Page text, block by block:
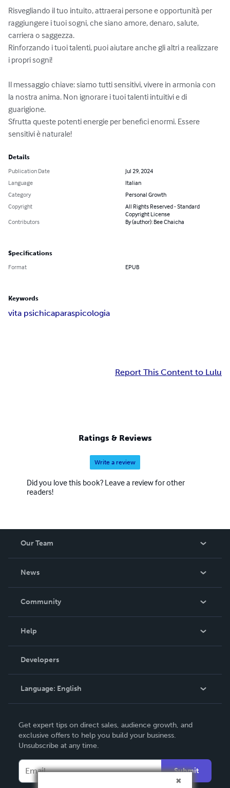
Risvegliando il tuo intuito, attraerai persone e opportunità per
raggiungere i tuoi sogni, che siano amore, denaro, salute,
carriera o saggezza.
Rinforzando i tuoi talenti, puoi aiutare anche gli altri a realizzare
i propri sogni!
Il messaggio chiave: siamo tutti sensitivi, vivere in armonia con
la nostra anima. Non ignorare i tuoi talenti intuitivi e di
guarigione.
Sfrutta queste potenti energie per benefici enormi. Essere
sensitivi è naturale!
Details
Publication Date
Jul 29, 2024
Language
Italian
Category
Personal Growth
Copyright
All Rights Reserved - Standard
Copyright License
Contributors
By (author): Bee Chaicha
Specifications
Format EPUB
Keywords
vita psichicaparaspicologia
Report This Content to Lulu
Ratings & Reviews
Write a review
Did you love this book? Leave a review for other
readers!
Our Team
News
In The News
Community
Podcast
Help
Order Lookup
Knowledge Base
Contact Support
Developers
Language: English
Deutsch
Français
Italiano
Español
Get expert tips on direct sales, audience growth, and
exclusive offers to help you build your business.
Unsubscribe at any time.
Submit